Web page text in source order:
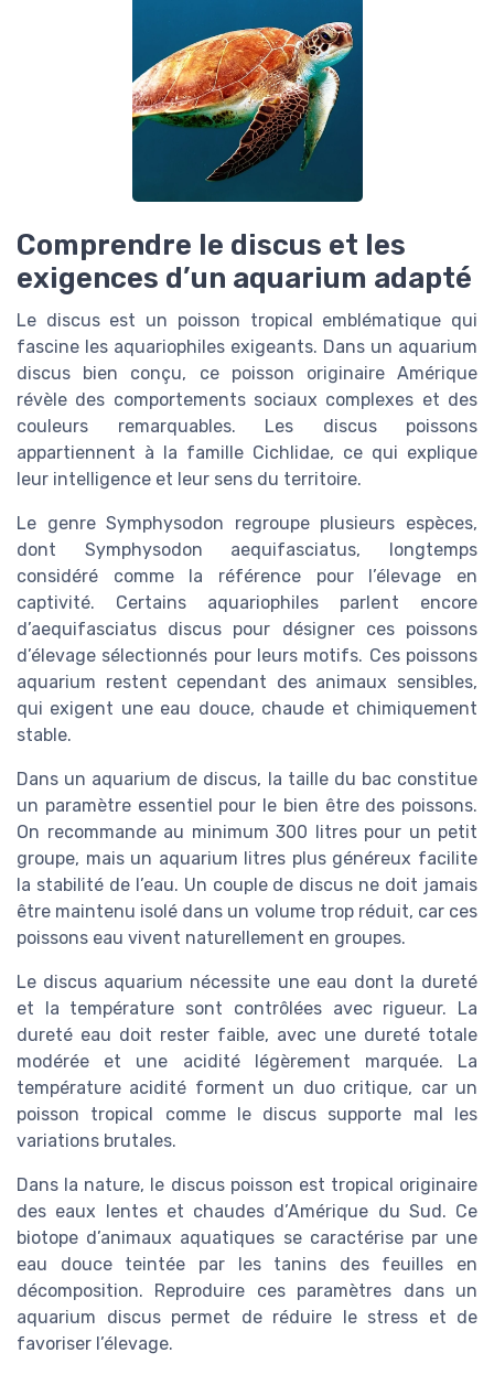
Comprendre le discus et les
exigences d’un aquarium adapté
Le discus est un poisson tropical emblématique qui
fascine les aquariophiles exigeants. Dans un aquarium
discus bien conçu, ce poisson originaire Amérique
révèle des comportements sociaux complexes et des
couleurs remarquables. Les discus poissons
appartiennent à la famille Cichlidae, ce qui explique
leur intelligence et leur sens du territoire.
Le genre Symphysodon regroupe plusieurs espèces,
dont Symphysodon aequifasciatus, longtemps
considéré comme la référence pour l’élevage en
captivité. Certains aquariophiles parlent encore
d’aequifasciatus discus pour désigner ces poissons
d’élevage sélectionnés pour leurs motifs. Ces poissons
aquarium restent cependant des animaux sensibles,
qui exigent une eau douce, chaude et chimiquement
stable.
Dans un aquarium de discus, la taille du bac constitue
un paramètre essentiel pour le bien être des poissons.
On recommande au minimum 300 litres pour un petit
groupe, mais un aquarium litres plus généreux facilite
la stabilité de l’eau. Un couple de discus ne doit jamais
être maintenu isolé dans un volume trop réduit, car ces
poissons eau vivent naturellement en groupes.
Le discus aquarium nécessite une eau dont la dureté
et la température sont contrôlées avec rigueur. La
dureté eau doit rester faible, avec une dureté totale
modérée et une acidité légèrement marquée. La
température acidité forment un duo critique, car un
poisson tropical comme le discus supporte mal les
variations brutales.
Dans la nature, le discus poisson est tropical originaire
des eaux lentes et chaudes d’Amérique du Sud. Ce
biotope d’animaux aquatiques se caractérise par une
eau douce teintée par les tanins des feuilles en
décomposition. Reproduire ces paramètres dans un
aquarium discus permet de réduire le stress et de
favoriser l’élevage.